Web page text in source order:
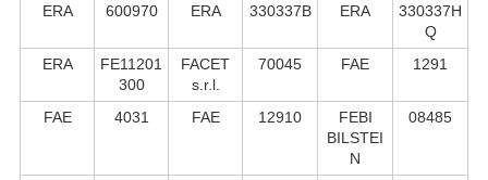
ERA
600970 ERA 330337B ERA
330337H
Q
ERA
FE11201
300
FACET
s.r.l.
70045 FAE 1291
FAE 4031 FAE 12910
FEBI
BILSTEI
N
08485